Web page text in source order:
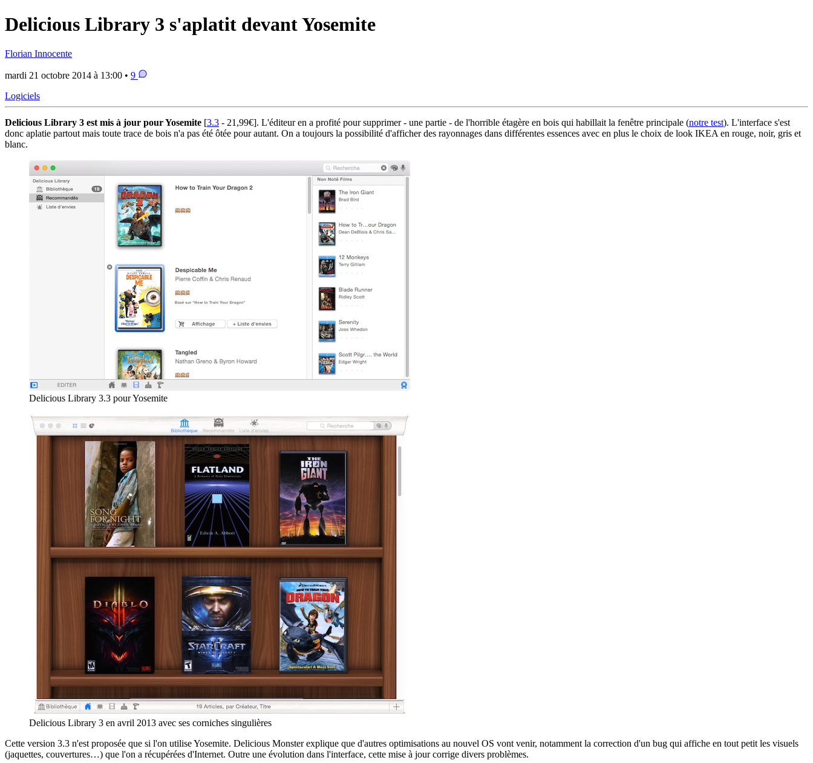
Delicious Library 3 s'aplatit devant Yosemite
Florian Innocente
mardi 21 octobre 2014 à 13:00 • 9
Logiciels
Delicious Library 3 est mis à jour pour Yosemite [3.3 - 21,99€]. L'éditeur en a profité pour supprimer - une partie - de l'horrible étagère en bois qui habillait la fenêtre principale (notre test). L'interface s'est
donc aplatie partout mais toute trace de bois n'a pas été ôtée pour autant. On a toujours la possibilité d'afficher des rayonnages dans différentes essences avec en plus le choix de look IKEA en rouge, noir, gris et
blanc.
Delicious Library 3.3 pour Yosemite
Delicious Library 3 en avril 2013 avec ses corniches singulières
Cette version 3.3 n'est proposée que si l'on utilise Yosemite. Delicious Monster explique que d'autres optimisations au nouvel OS vont venir, notamment la correction d'un bug qui affiche en tout petit les visuels
(jaquettes, couvertures…) que l'on a récupérées d'Internet. Outre une évolution dans l'interface, cette mise à jour corrige divers problèmes.